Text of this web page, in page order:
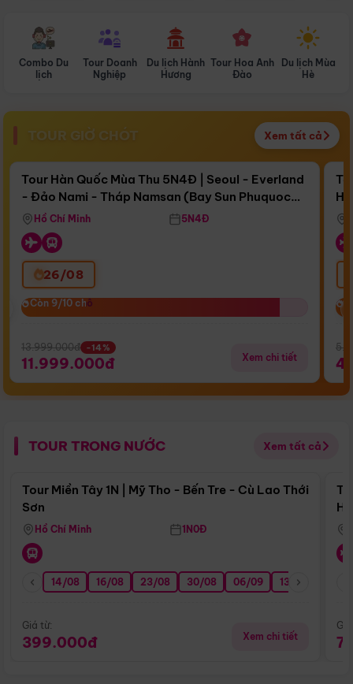
Combo Du
lịch
Tour Doanh
Nghiệp
Du lịch Hành
Hương
Tour Hoa Anh
Đào
Du lịch Mùa
Hè
TOUR GIỜ CHÓT Xem tất cả
Còn15 ngày 05:00:05
Bay Sun Phuquoc Airways
Điểm nổi bật
Tour Hàn Quốc Mùa Thu 5N4Đ | Seoul - Everland
- Đảo Nami - Tháp Namsan (Bay Sun Phuquoc
Airways)
Hồ Chí Minh 5N4Đ
26/08
Còn 9/10 chỗ
Còn 9/10 chỗ
13.999.000đ -14%
11.999.000đ Xem chi tiết
TOUR TRONG NƯỚC Xem tất cả
Điểm nổi bật
Tour Miền Tây 1N | Mỹ Tho - Bến Tre - Cù Lao Thới
Sơn
Hồ Chí Minh 1N0Đ
14/08 16/08 23/08 30/08 06/09 13/09
Giá từ:
399.000đ Xem chi tiết